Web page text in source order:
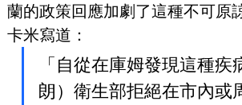
蘭的政策回應加劇了這種不可原
卡米寫道：
「自從在庫姆發現這種
朗）衛生部拒絕在市內或